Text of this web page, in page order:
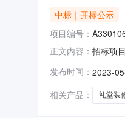
中标｜开标公示
项目编号：
正文内容： 招标项
间：
发布时间： 2023-
相关产品：
礼堂装